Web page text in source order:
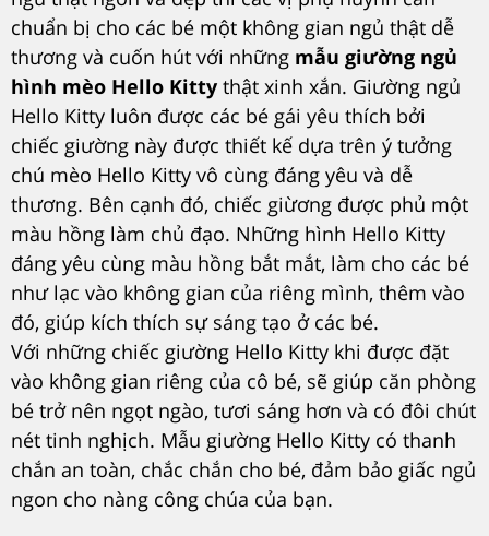
chuẩn bị cho các bé một không gian ngủ thật dễ
thương và cuốn hút với những mẫu giường ngủ
hình mèo Hello Kitty thật xinh xắn. Giường ngủ
Hello Kitty luôn được các bé gái yêu thích bởi
chiếc giường này được thiết kế dựa trên ý tưởng
chú mèo Hello Kitty vô cùng đáng yêu và dễ
thương. Bên cạnh đó, chiếc giừơng được phủ một
màu hồng làm chủ đạo. Những hình Hello Kitty
đáng yêu cùng màu hồng bắt mắt, làm cho các bé
như lạc vào không gian của riêng mình, thêm vào
đó, giúp kích thích sự sáng tạo ở các bé.
Với những chiếc giường Hello Kitty khi được đặt
vào không gian riêng của cô bé, sẽ giúp căn phòng
bé trở nên ngọt ngào, tươi sáng hơn và có đôi chút
nét tinh nghịch. Mẫu giường Hello Kitty có thanh
chắn an toàn, chắc chắn cho bé, đảm bảo giấc ngủ
ngon cho nàng công chúa của bạn.